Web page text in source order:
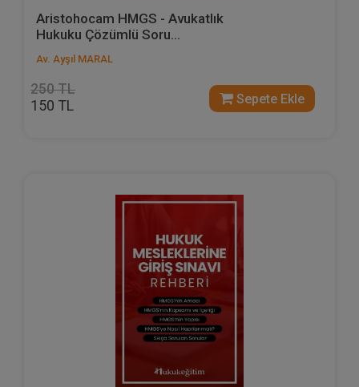
Aristohocam HMGS - Avukatlık
Hukuku Çözümlü Soru...
Av. Ayşıl MARAL
250 TL
150 TL Sepete Ekle